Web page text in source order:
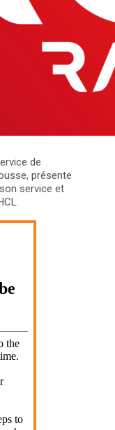
de
présente
service et